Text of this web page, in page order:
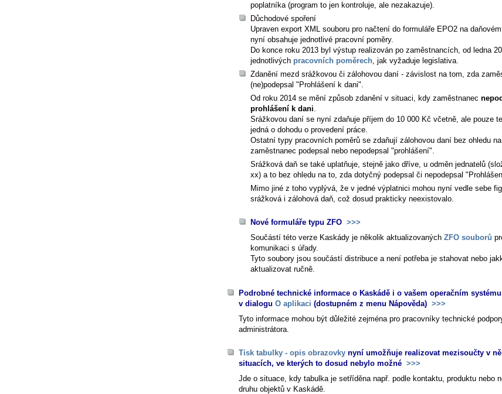
poplatníka (program to jen kontroluje, ale nezakazuje).
Důchodové spoření
Upraven export XML souboru pro načtení do formuláře EPO2 na
nyní obsahuje jednotlivé pracovní poměry.
Do konce roku 2013 byl výstup realizován po zaměstnancích, od ledna
jednotlivých pracovních poměrech, jak vyžaduje legislativa.
Zdanění mezd srážkovou či zálohovou daní - závislost na tom, zda
(ne)podepsal "Prohlášení k dani".
Od roku 2014 se mění způsob zdanění v situaci, kdy zaměstnanec
prohlášení k dani.
Srážkovou daní se nyní zdaňuje příjem do 10 000 Kč včetně, ale pouze
jedná o dohodu o provedení práce.
Ostatní typy pracovních poměrů se zdaňují zálohovou daní bez ohledu
zaměstnanec podepsal nebo nepodepsal "prohlášení".
Srážková daň se také uplatňuje, stejně jako dříve, u odměn jednatelů
xx) a to bez ohledu na to, zda dotyčný podepsal či nepodepsal
Mimo jiné z toho vyplývá, že v jedné výplatnici mohou nyní vedle sebe
srážková i zálohová daň, což dosud prakticky neexistovalo.
Nové formuláře typu ZFO >>>
Součástí této verze Kaskády je několik aktualizovaných ZFO souborů
komunikaci s úřady.
Tyto soubory jsou součástí distribuce a není potřeba je stahovat nebo
aktualizovat ručně.
Podrobné technické informace o Kaskádě i o vašem operačním
v dialogu O aplikaci (dostupném z menu Nápověda) >>>
Tyto informace mohou být důležité zejména pro pracovníky technické
administrátora.
Tisk tabulky - opis obrazovky nyní umožňuje realizovat mezisoučty v
situacích, ve kterých to dosud nebylo možné >>>
Jde o situace, kdy tabulka je setříděna např. podle kontaktu, produktu nebo
druhu objektů v Kaskádě.